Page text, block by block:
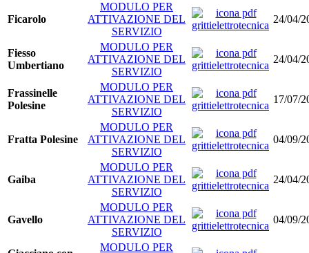
Ficarolo
MODULO PER
ATTIVAZIONE DEL
SERVIZIO
24/04/
Fiesso
Umbertiano
MODULO PER
ATTIVAZIONE DEL
SERVIZIO
24/04/
Frassinelle
Polesine
MODULO PER
ATTIVAZIONE DEL
SERVIZIO
17/07/
Fratta Polesine
MODULO PER
ATTIVAZIONE DEL
SERVIZIO
04/09/
Gaiba
MODULO PER
ATTIVAZIONE DEL
SERVIZIO
24/04/
Gavello
MODULO PER
ATTIVAZIONE DEL
SERVIZIO
04/09/
MODULO PER